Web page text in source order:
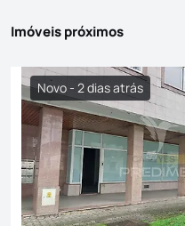
Imóveis próximos
Novo - 2 dias atrás